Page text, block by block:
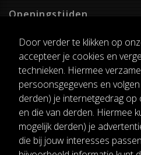
Door verder te klikken op
accepteer je cookies en
technieken. Hiermee
persoonsgegevens en
derden) je internetgedrag op
en die van derden. Hiermee
mogelijk derden) je
die bij jouw interesses
Openingstijden
Dinsdag T/M Zaterdag
van 8:00-17:00
Verzenddagen
Dinsdag T/M Vrijdag
Pauze
12:30-13:00